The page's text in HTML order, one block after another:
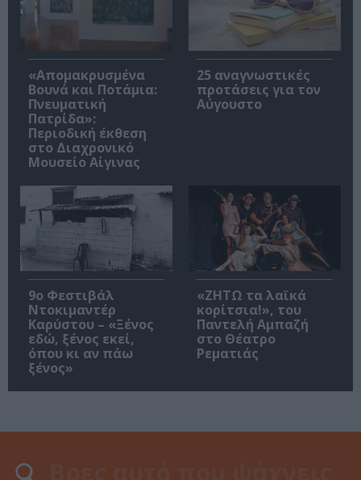
«Απομακρυσμένα
Βουνά και Ποτάμια:
Πνευματική
Πατρίδα»:
Περιοδική έκθεση
στο Διαχρονικό
Μουσείο Αίγινας
25 αναγνωστικές
προτάσεις για τον
Αύγουστο
9ο Φεστιβάλ
Ντοκιμαντέρ
Καρύστου – «Ξένος
εδώ, ξένος εκεί,
όπου κι αν πάω
ξένος»
«ΖΗΤΩ τα λαϊκά
κορίτσια!», του
Παντελή Αμπαζή
στο Θέατρο
Ρεματιάς